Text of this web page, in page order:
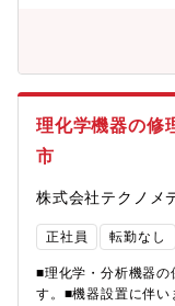
ム制度やフリーアド
職場です。～実際の
ユーザーとの打ち合
午後はシステムの進
ワークライフバラン
理化学機器の修
市
株式会社テクノメ
正社員 転勤なし
■理化学・分析機器の
す。■機器設置に伴